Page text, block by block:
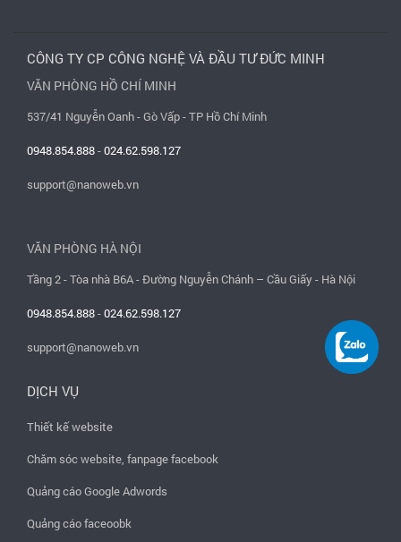
CÔNG TY CP CÔNG NGHỆ VÀ ĐẦU TƯ ĐỨC MINH
VĂN PHÒNG HỒ CHÍ MINH
537/41 Nguyễn Oanh - Gò Vấp - TP Hồ Chí Minh
0948.854.888-024.62.598.127
support@nanoweb.vn
VĂN PHÒNG HÀ NỘI
Tầng 2 - Tòa nhà B6A - Đường Nguyễn Chánh – Cầu Giấy - Hà Nội
0948.854.888-024.62.598.127
support@nanoweb.vn
DỊCH VỤ
Thiết kế website
Chăm sóc website, fanpage facebook
Quảng cáo Google Adwords
Quảng cáo faceoobk